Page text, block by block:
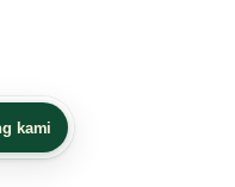
kami